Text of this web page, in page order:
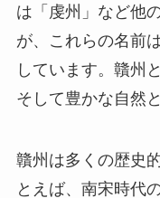
は「虔州」など他
が、これらの名前
しています。贛州
そして豊かな自然
贛州は多くの歴史
とえば、南宋時代